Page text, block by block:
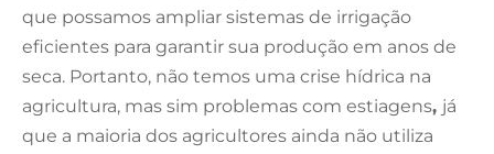
que possamos ampliar sistemas de irrigação
eficientes para garantir sua produção em anos de
seca. Portanto, não temos uma crise hídrica na
agricultura, mas sim problemas com estiagens, já
que a maioria dos agricultores ainda não utiliza